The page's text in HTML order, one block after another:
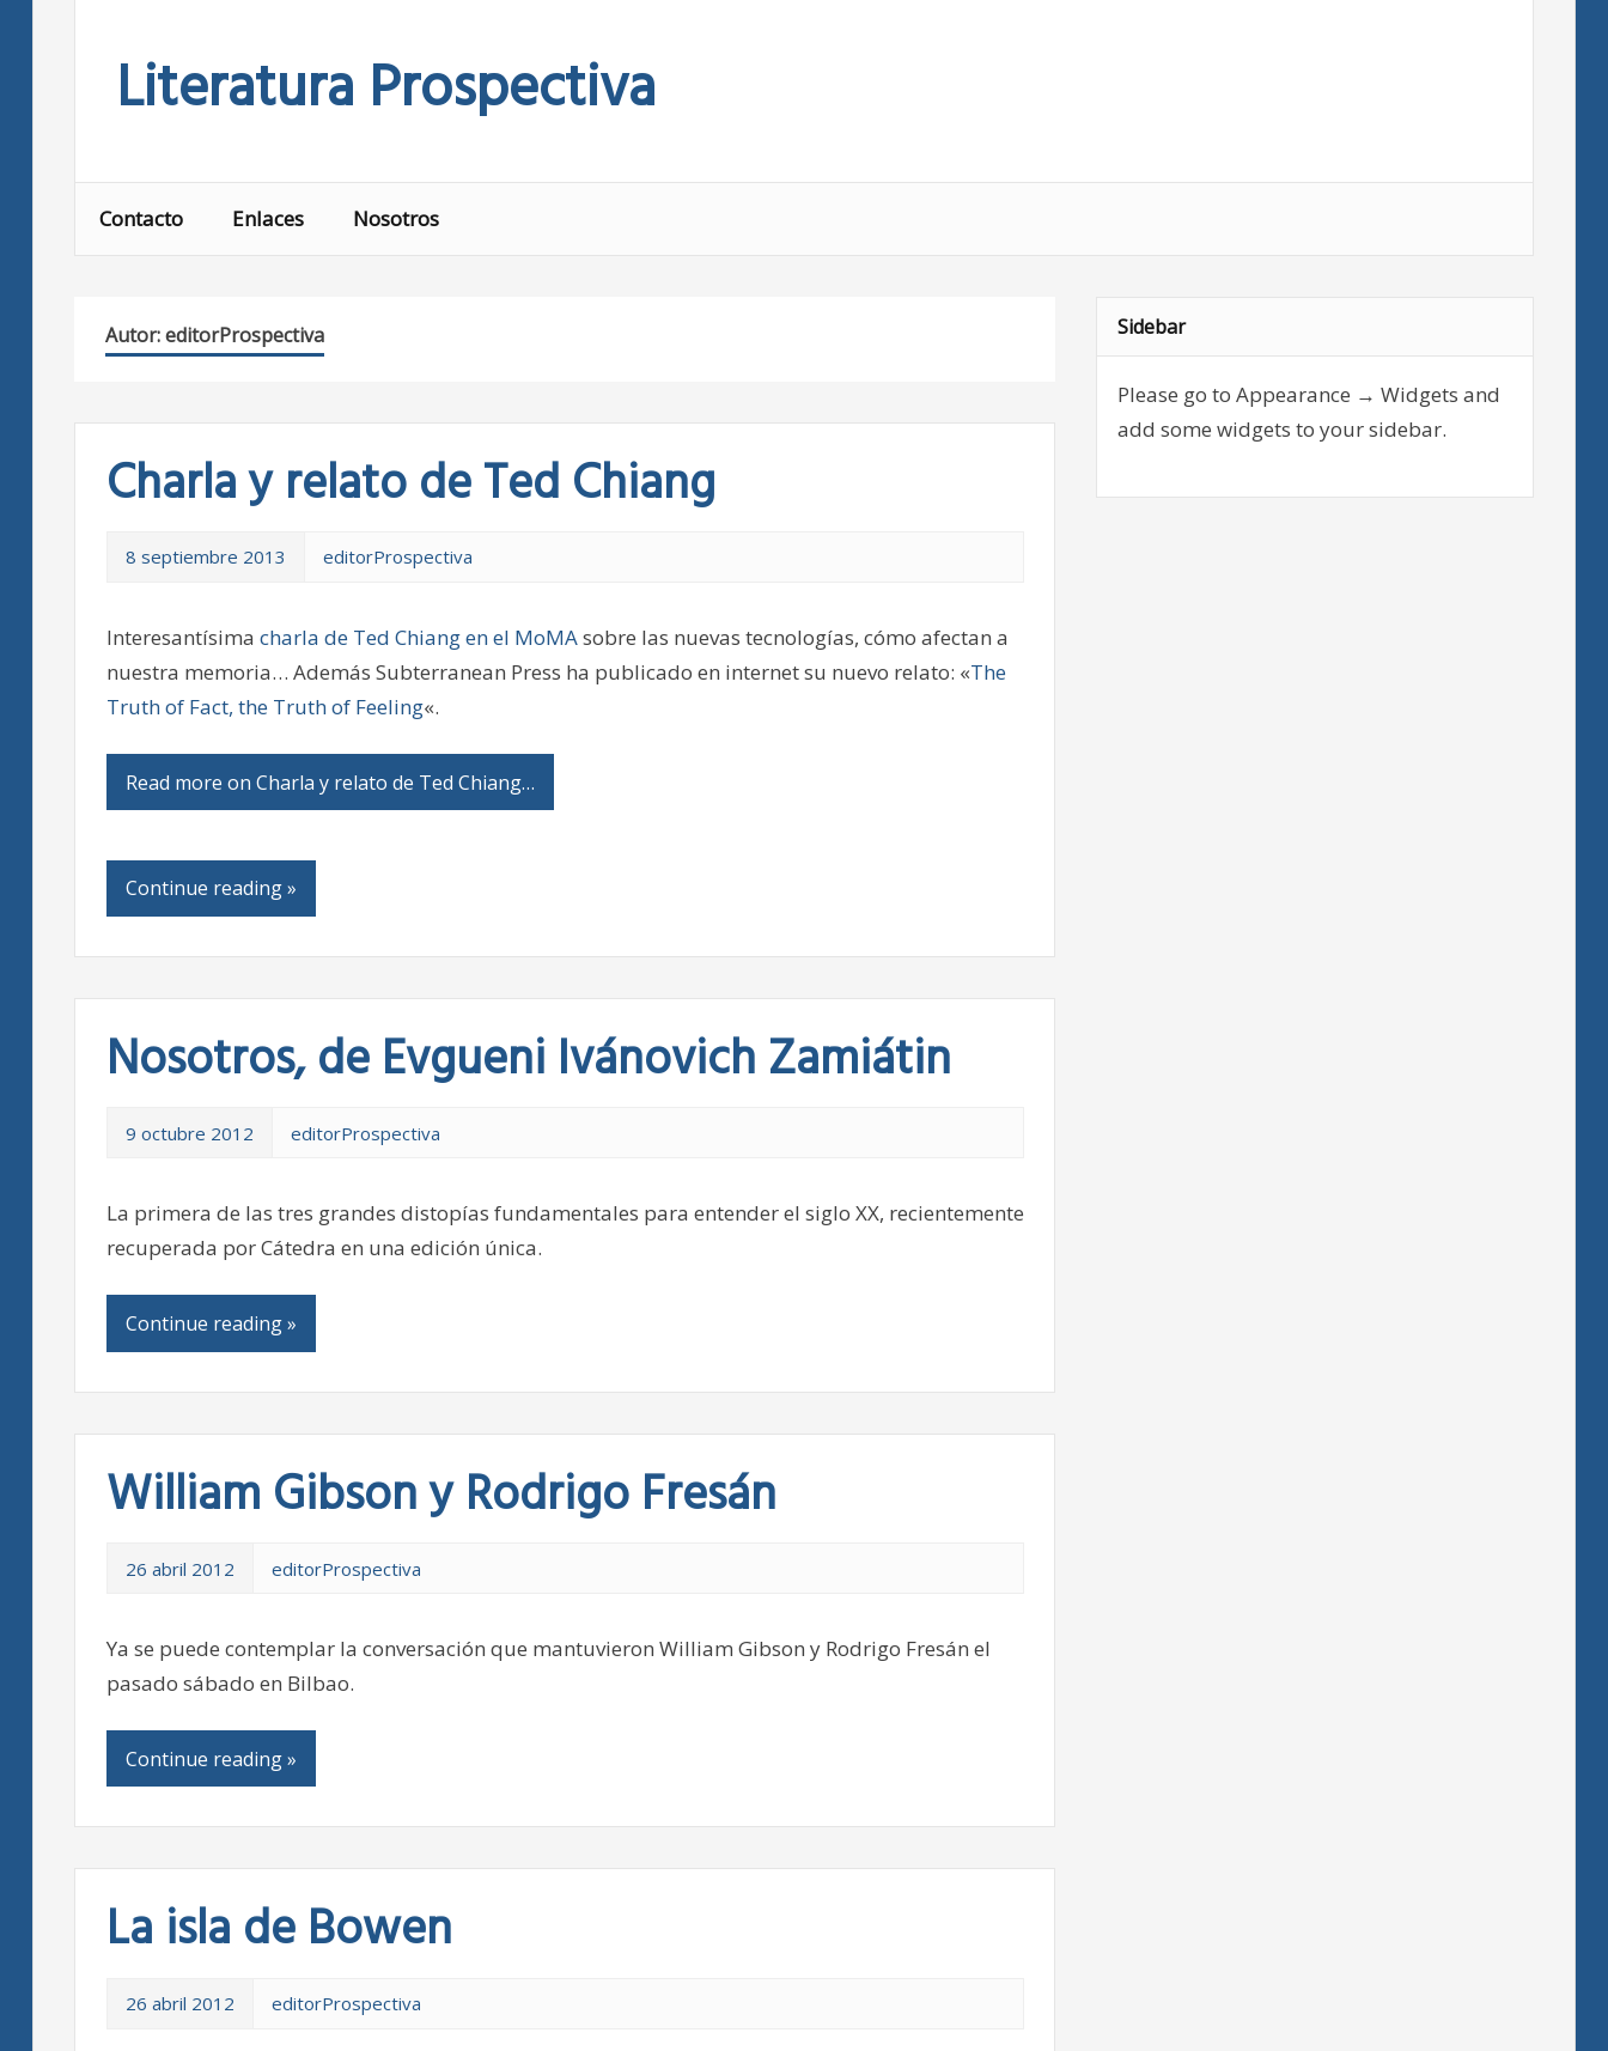
Literatura Prospectiva
Contacto Enlaces Nosotros
Autor:editorProspectiva
Charla y relato de Ted Chiang
8 septiembre 2013 editorProspectiva
Interesantísima charla de Ted Chiang en el MoMAsobre las nuevas tecnologías, cómo afectan a
nuestra memoria… Además Subterranean Press ha publicado en internet su nuevo relato: «The
Truth of Fact, the Truth of Feeling«.
Read more on Charla y relato de Ted Chiang…
Continue reading »
Nosotros, de Evgueni Ivánovich Zamiátin
9 octubre 2012 editorProspectiva
La primera de las tres grandes distopías fundamentales para entender el siglo XX, recientemente
recuperada por Cátedra en una edición única.
Continue reading »
William Gibson y Rodrigo Fresán
26 abril 2012 editorProspectiva
Ya se puede contemplar la conversación que mantuvieron William Gibson y Rodrigo Fresán el
pasado sábado en Bilbao.
Continue reading »
La isla de Bowen
26 abril 2012 editorProspectiva
Sidebar
Please go to Appearance → Widgets and
add some widgets to your sidebar.